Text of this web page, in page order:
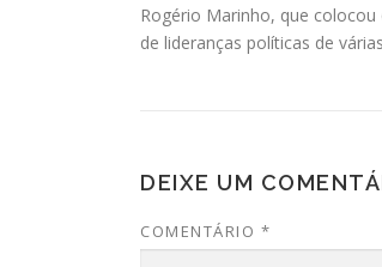
Rogério Marinho, que
de lideranças políticas de
DEIXE UM
COMENTÁRIO *